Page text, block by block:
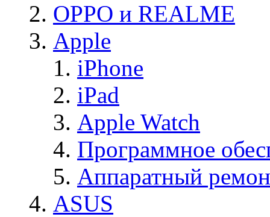
OPPO и REALME
Apple
iPhone
iPad
Apple Watch
Программное
Аппаратный
ASUS